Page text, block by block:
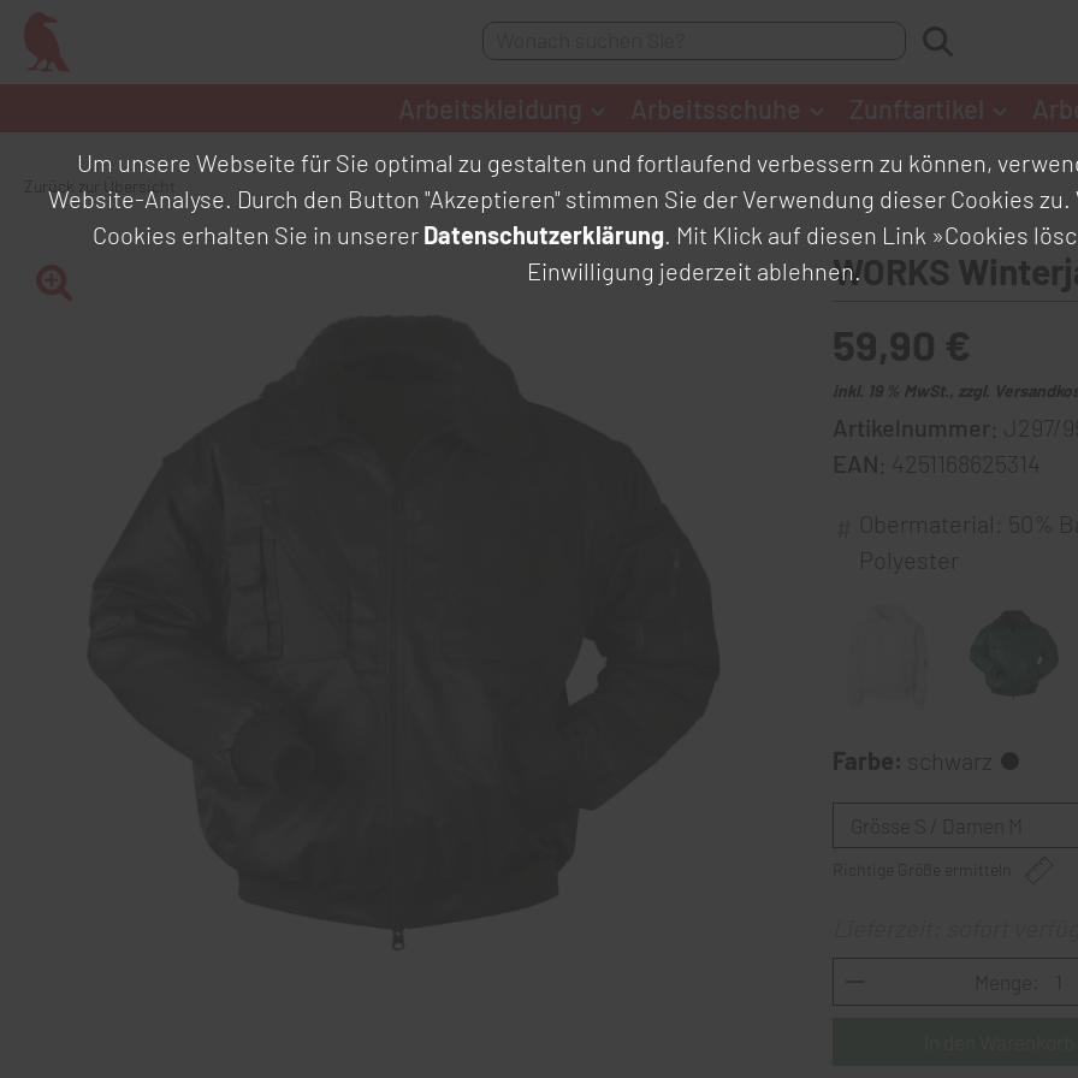
Zurück zur Übersicht
WORKS
59,90 €
inkl. 19 % MwSt., zzgl.
Artikelnummer: J297/
EAN: 4251168625314
Obermaterial: 50%
Polyester
Farbe: schwarz
Menge:
Um unsere Webseite für Sie optimal zu gestalten und fortlaufend verbessern zu können,
Website-Analyse. Durch den Button "Akzeptieren" stimmen Sie der Verwendung dieser Cookies
Cookies erhalten Sie in unserer Datenschutzerklärung. Mit Klick auf diesen Link »Cookies
Einwilligung jederzeit ablehnen.